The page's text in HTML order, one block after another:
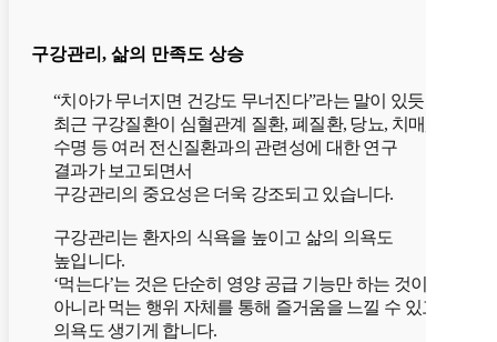
구강관리, 삶의 만족도 상승
“치아가 무너지면 건강도 무너진다”라는 말이 있듯
최근 구강질환이 심혈관계 질환, 폐질환, 당뇨, 치매,
수명 등 여러 전신질환과의 관련성에 대한 연구
결과가 보고되면서
구강관리의 중요성은 더욱 강조되고 있습니다.
구강관리는 환자의 식욕을 높이고 삶의 의욕도
높입니다.
‘먹는다’는 것은 단순히 영양 공급 기능만 하는 것이
아니라 먹는 행위 자체를 통해 즐거움을 느낄 수 있고,
의욕도 생기게 합니다.